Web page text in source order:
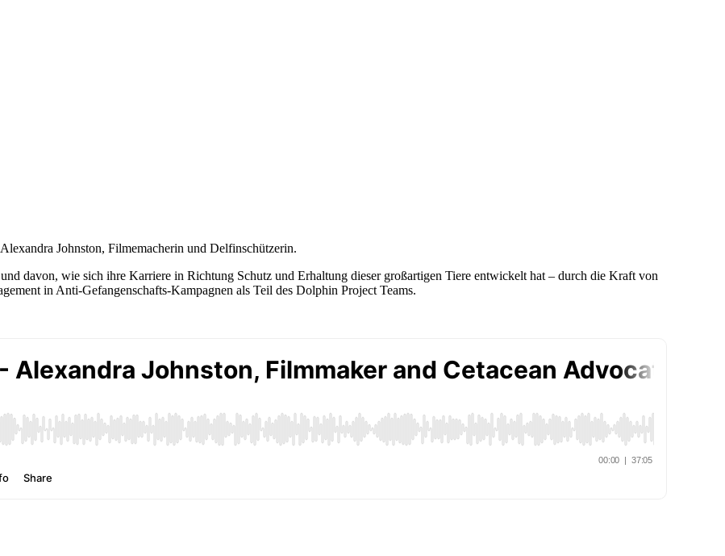
Johnston, Filmemacherin und Delfinschützerin.
davon, wie sich ihre Karriere in Richtung Schutz und Erhaltung dieser großartigen Tiere entwickelt hat – durch die Kraft von
in Anti-Gefangenschafts-Kampagnen als Teil des Dolphin Project Teams.